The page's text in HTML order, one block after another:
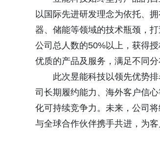
以国际先进研发理念为依托、
器、储能等领域的技术瓶颈，
公司总人数的50%以上，获得
优质的产品及服务，满足不同
此次昱能科技以领先优势
司长期履约能力、海外客户信
化可持续竞争力。未来，公司
与全球合作伙伴携手共进，为